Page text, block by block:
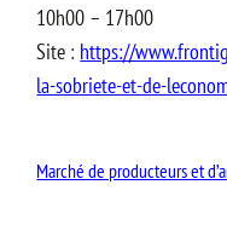
10h00 – 17h00
Site : https://
la-sobriete-et-de-
Marché de producteurs et